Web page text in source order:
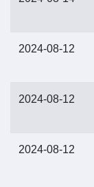
2024-08-12
2024-08-12
2024-08-12